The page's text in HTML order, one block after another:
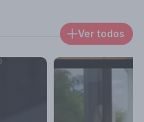
Ver todos